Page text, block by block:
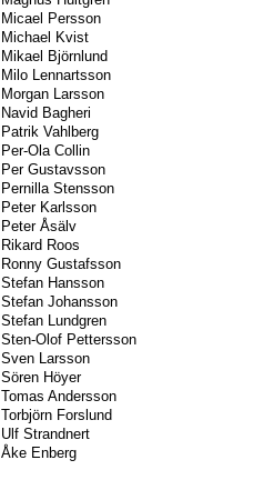
Micael Persson
Michael Kvist
Mikael Björnlund
Milo Lennartsson
Morgan Larsson
Navid Bagheri
Patrik Vahlberg
Per-Ola Collin
Per Gustavsson
Pernilla Stensson
Peter Karlsson
Peter Åsälv
Rikard Roos
Ronny Gustafsson
Stefan Hansson
Stefan Johansson
Stefan Lundgren
Sten-Olof Pettersson
Sven Larsson
Sören Höyer
Tomas Andersson
Torbjörn Forslund
Ulf Strandnert
Åke Enberg